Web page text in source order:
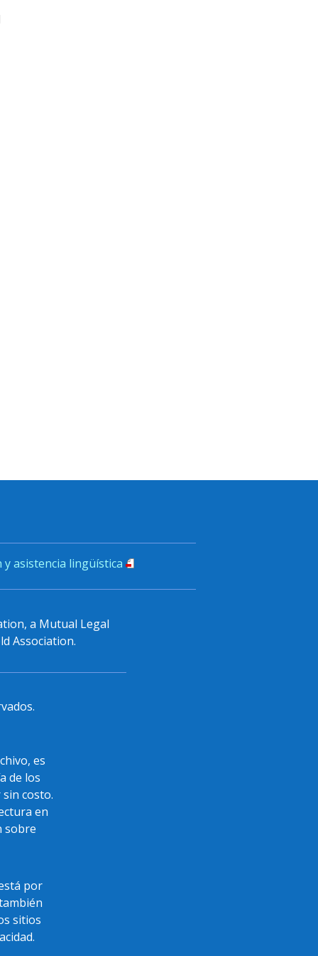
asistencia lingüística
a Mutual Legal
Association.
es
de los
costo.
en
sobre
por
sitios